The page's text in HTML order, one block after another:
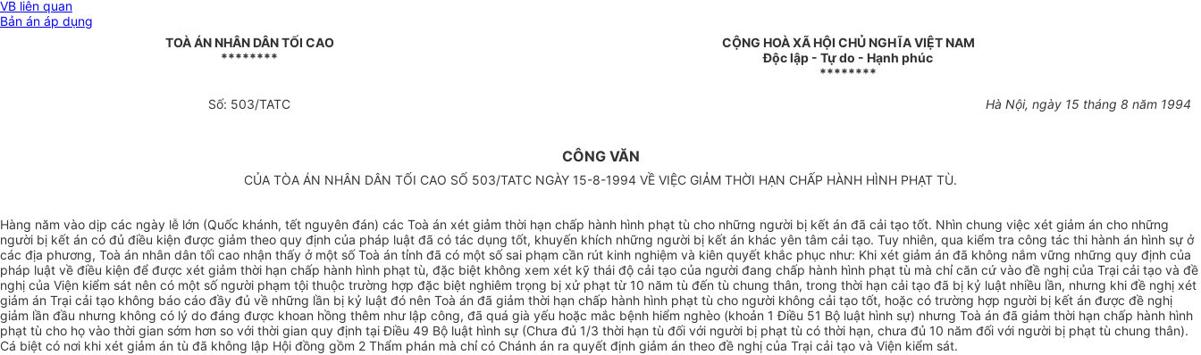
VB liên quan
Bản án áp dụng
TOÀ ÁN NHÂN DÂN TỐI CAO
********
CỘNG HOÀ XÃ HỘI CHỦ NGHĨA VIỆT NAM
Độc lập - Tự do - Hạnh phúc
********
Số: 503/TATC Hà Nội, ngày 15 tháng 8 năm 1994
CÔNG VĂN
CỦA TÒA ÁN NHÂN DÂN TỐI CAO SỐ 503/TATC NGÀY 15-8-1994 VỀ VIỆC GIẢM THỜI HẠN CHẤP HÀNH HÌNH PHẠT TÙ.
Hàng năm vào dịp các ngày lễ lớn (Quốc khánh, tết nguyên đán) các Toà án xét giảm thời hạn chấp hành hình phạt tù cho những người bị kết án đã cải tạo tốt. Nhìn chung việc xét giảm án cho những
người bị kết án có đủ điều kiện được giảm theo quy định của pháp luật đã có tác dụng tốt, khuyến khích những người bị kết án khác yên tâm cải tạo. Tuy nhiên, qua kiểm tra công tác thi hành án hình sự ở
các địa phương, Toà án nhân dân tối cao nhận thấy ở một số Toà án tỉnh đã có một số sai phạm cần rút kinh nghiệm và kiên quyết khắc phục như: Khi xét giảm án đã không nắm vững những quy định của
pháp luật về điều kiện để được xét giảm thời hạn chấp hành hình phạt tù, đặc biệt không xem xét kỹ thái độ cải tạo của người đang chấp hành hình phạt tù mà chỉ căn cứ vào đề nghị của Trại cải tạo và đề
nghị của Viện kiểm sát nên có một số người phạm tội thuộc trường hợp đặc biệt nghiêm trọng bị xử phạt từ 10 năm tù đến tù chung thân, trong thời hạn cải tạo đã bị kỷ luật nhiều lần, nhưng khi đề nghị xét
giảm án Trại cải tạo không báo cáo đầy đủ về những lần bị kỷ luật đó nên Toà án đã giảm thời hạn chấp hành hình phạt tù cho người không cải tạo tốt, hoặc có trường hợp người bị kết án được đề nghị
giảm lần đầu nhưng không có lý do đáng được khoan hồng thêm như lập công, đã quá già yếu hoặc mắc bệnh hiểm nghèo (khoản 1 Điều 51 Bộ luật hình sự) nhưng Toà án đã giảm thời hạn chấp hành hình
phạt tù cho họ vào thời gian sớm hơn so với thời gian quy định tại Điều 49 Bộ luật hình sự (Chưa đủ 1/3 thời hạn tù đối với người bị phạt tù có thời hạn, chưa đủ 10 năm đối với người bị phạt tù chung thân).
Cá biệt có nơi khi xét giảm án tù đã không lập Hội đồng gồm 2 Thẩm phán mà chỉ có Chánh án ra quyết định giảm án theo đề nghị của Trại cải tạo và Viện kiểm sát.